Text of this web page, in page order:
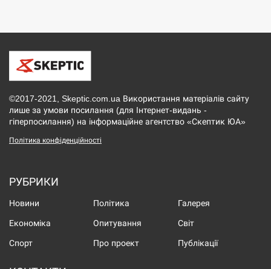
©2017-2021, Skeptic.com.ua Використання матеріалів сайту
лише за умови посилання (для Інтернет-видань -
гіперпосилання) на інформаційне агентство «Скептик ЮА»
Політика конфіденційності
РУБРИКИ
Новини Політика Галерея
Економіка Опитування Світ
Спорт Про проект Публікації